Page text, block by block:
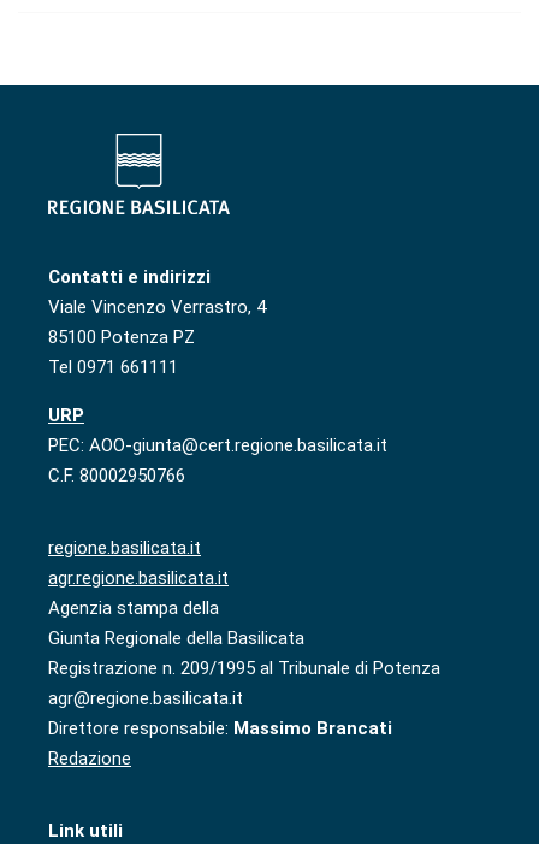
Contatti e indirizzi
Viale Vincenzo Verrastro, 4
85100 Potenza PZ
Tel 0971 661111
URP
PEC: AOO-giunta@cert.regione.basilicata.it
C.F. 80002950766
regione.basilicata.it
agr.regione.basilicata.it
Agenzia stampa della
Giunta Regionale della Basilicata
Registrazione n. 209/1995 al Tribunale di Potenza
agr@regione.basilicata.it
Direttore responsabile: Massimo Brancati
Redazione
Link utili